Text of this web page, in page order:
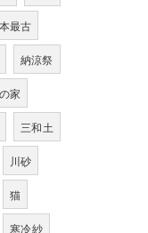
最古
納涼祭
家
三和土
川砂
猫
寒冷紗